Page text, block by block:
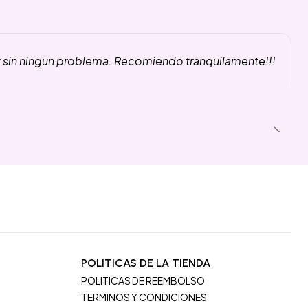
ningun problema. Recomiendo tranquilamente!!!
POLITICAS DE LA TIENDA
POLITICAS DE REEMBOLSO
TERMINOS Y CONDICIONES